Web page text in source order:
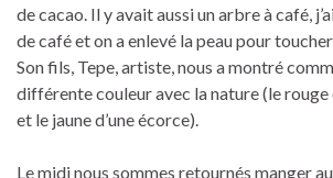
de cacao. Il y avait aussi un arbre à café,
de café et on a enlevé la peau pour
Son fils, Tepe, artiste, nous a montré
différente couleur avec la nature (le
et le jaune d’une écorce).
Le midi nous sommes retournés manger